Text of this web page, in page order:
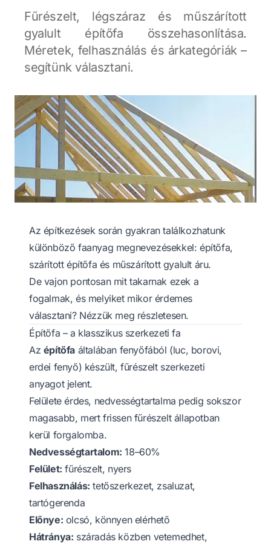
Fűrészelt, légszáraz és műszárított
gyalult építőfa összehasonlítása.
Méretek, felhasználás és árkategóriák –
segítünk választani.
Az építkezések során gyakran találkozhatunk
különböző faanyag megnevezésekkel: építőfa,
szárított építőfa és műszárított gyalult áru.
De vajon pontosan mit takarnak ezek a
fogalmak, és melyiket mikor érdemes
választani? Nézzük meg részletesen.
Építőfa – a klasszikus szerkezeti fa
Az építőfa általában fenyőfából (luc, borovi,
erdei fenyő) készült, fűrészelt szerkezeti
anyagot jelent.
Felülete érdes, nedvességtartalma pedig sokszor
magasabb, mert frissen fűrészelt állapotban
kerül forgalomba.
Nedvességtartalom: 18–60%
Felület: fűrészelt, nyers
Felhasználás: tetőszerkezet, zsaluzat,
tartógerenda
Előnye: olcsó, könnyen elérhető
Hátránya: száradás közben vetemedhet,